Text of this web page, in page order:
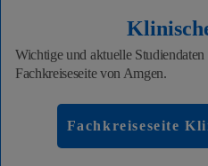
Wichtige und aktuelle
Fachkreiseseite von Amgen.
Fachkreiseseite